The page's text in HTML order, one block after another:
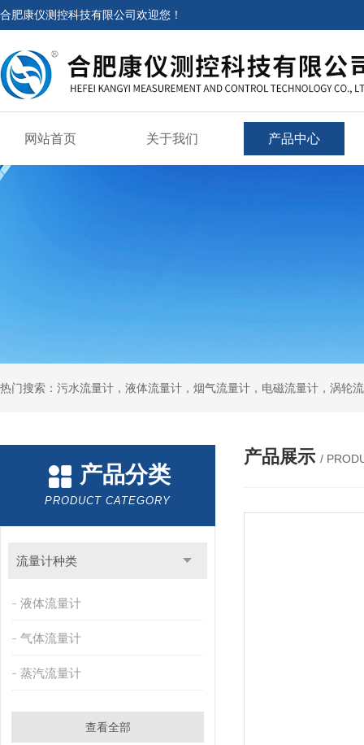
合肥康仪测控科技有限公司欢迎您！
网站首页 关于我们 产品中心
产品分类
PRODUCT CATEGORY
流量计种类
液体流量计
气体流量计
蒸汽流量计
查看全部
产品展示 /